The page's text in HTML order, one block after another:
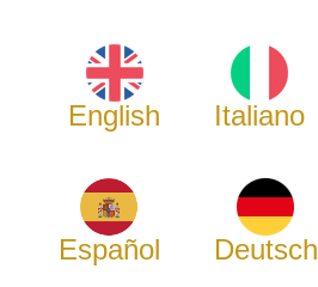
English Italiano
Español Deutsch